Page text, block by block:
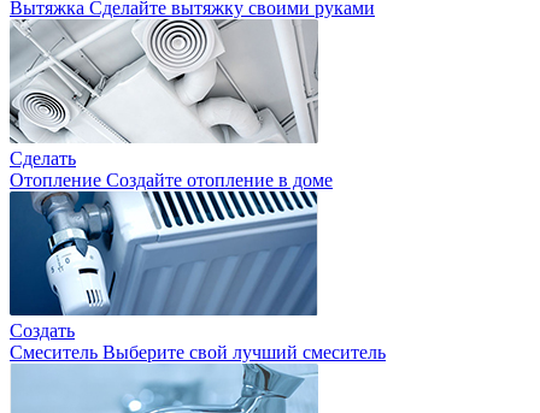
Вытяжка Сделайте вытяжку своими руками
Сделать
Отопление Создайте отопление в доме
Создать
Смеситель Выберите свой лучший смеситель